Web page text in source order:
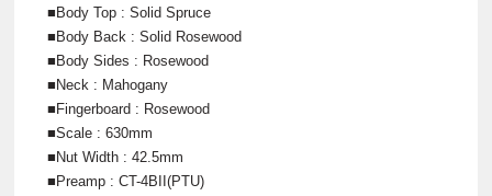
■Body Top : Solid Spruce
■Body Back : Solid Rosewood
■Body Sides : Rosewood
■Neck : Mahogany
■Fingerboard : Rosewood
■Scale : 630mm
■Nut Width : 42.5mm
■Preamp : CT-4BII(PTU)